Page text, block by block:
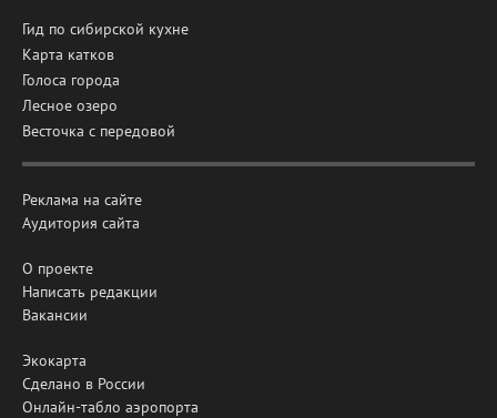
Гид по сибирской кухне
Карта катков
Голоса города
Лесное озеро
Весточка с передовой
Реклама на сайте
Аудитория сайта
О проекте
Написать редакции
Вакансии
Экокарта
Сделано в России
Онлайн-табло аэропорта